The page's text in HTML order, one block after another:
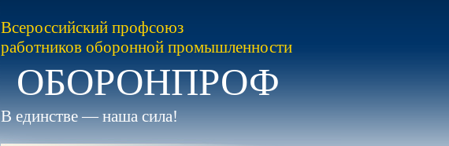
Всероссийский профсоюз
работников оборонной промышленности
ОБОРОНПРОФ
В единстве — наша сила!